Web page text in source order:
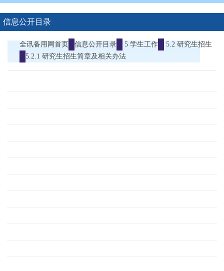
信息公开目录
全讯备用网首页 信息公开目录 5 学生工作
5.2 研究生招生
5.2.1 研究生招生简章及相关办法